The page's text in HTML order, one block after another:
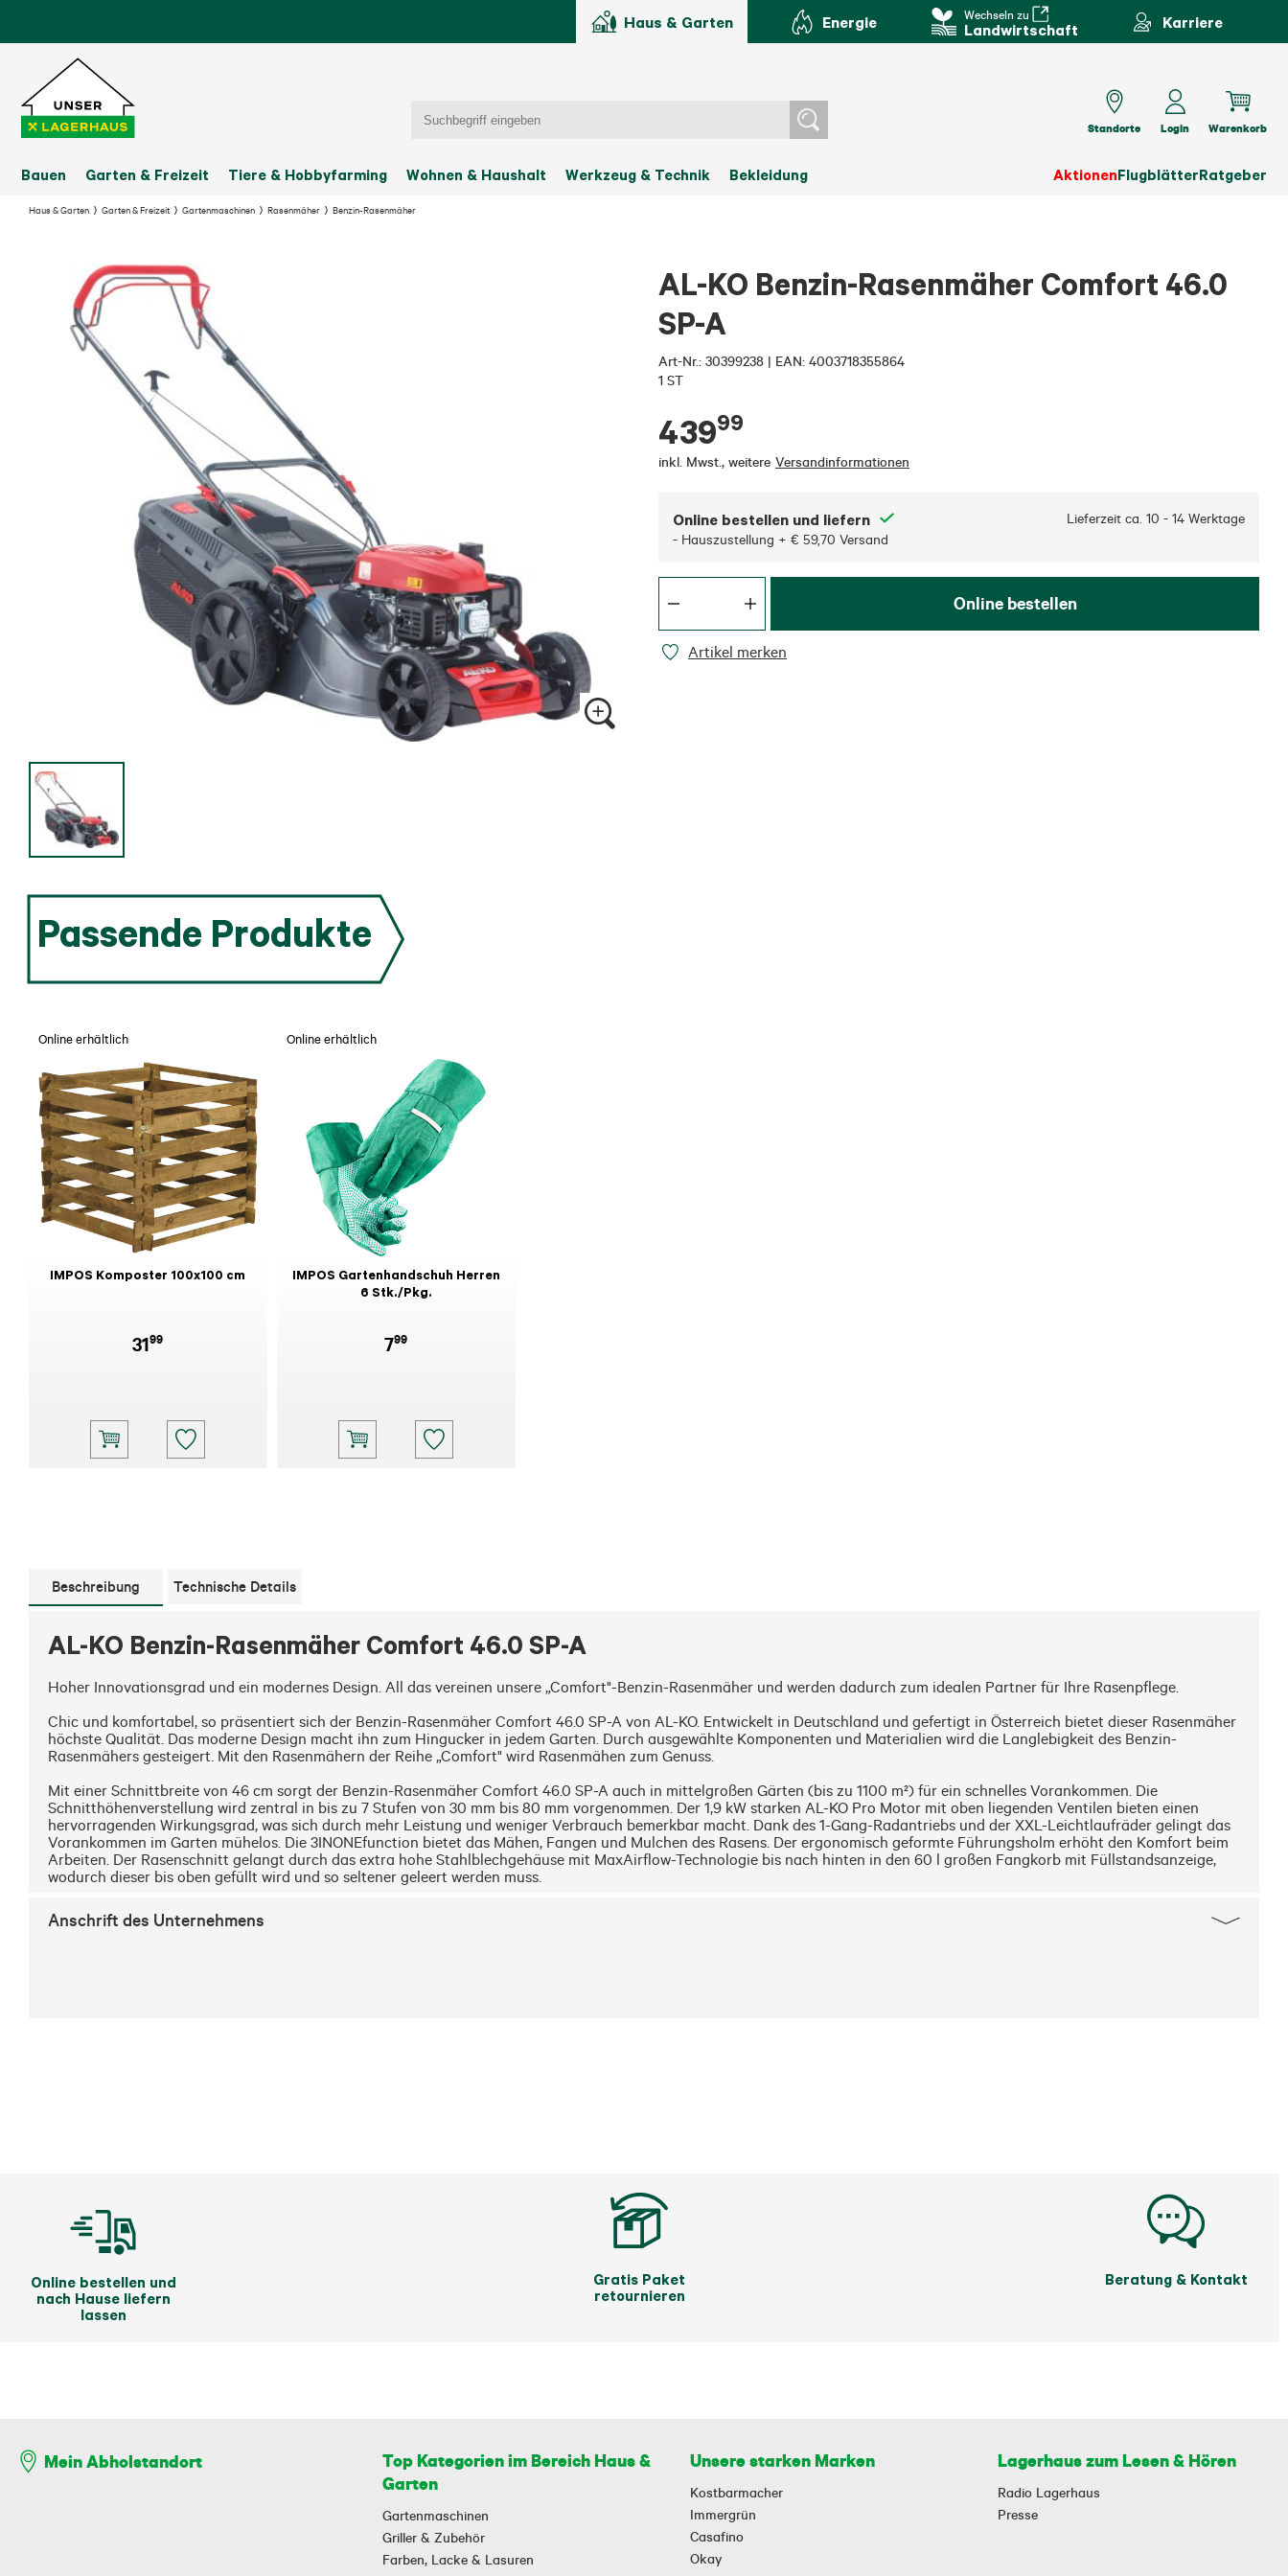
Haus & Garten Energie Wechseln zu
Landwirtschaft Karriere
Bauen Garten & Freizeit Tiere & Hobbyfarming Wohnen & Haushalt Werkzeug & Technik Bekleidung AktionenFlugblätterRatgeber
Standorte Login Warenkorb
Haus & Garten Garten & Freizeit Gartenmaschinen Rasenmäher Benzin-Rasenmäher
AL-KO Benzin-Rasenmäher Comfort 46.0
SP-A
Art-Nr.: 30399238 | EAN: 4003718355864
1 ST
43999
inkl. Mwst., weitere Versandinformationen
Online bestellen und liefern Lieferzeit ca. 10 - 14 Werktage
- Hauszustellung + € 59,70 Versand
Online bestellen
Artikel merken
Passende Produkte
Online erhältlich
IMPOS Komposter 100x100 cm
3199
Online erhältlich
IMPOS Gartenhandschuh Herren
6 Stk./Pkg.
799
Beschreibung Technische Details
AL-KO Benzin-Rasenmäher Comfort 46.0 SP-A
Hoher Innovationsgrad und ein modernes Design. All das vereinen unsere „Comfort"-Benzin-Rasenmäher und werden dadurch zum idealen Partner für Ihre Rasenpflege.
Chic und komfortabel, so präsentiert sich der Benzin-Rasenmäher Comfort 46.0 SP-A von AL-KO. Entwickelt in Deutschland und gefertigt in Österreich bietet dieser Rasenmäher
höchste Qualität. Das moderne Design macht ihn zum Hingucker in jedem Garten. Durch ausgewählte Komponenten und Materialien wird die Langlebigkeit des Benzin-
Rasenmähers gesteigert. Mit den Rasenmähern der Reihe „Comfort" wird Rasenmähen zum Genuss.
Mit einer Schnittbreite von 46 cm sorgt der Benzin-Rasenmäher Comfort 46.0 SP-A auch in mittelgroßen Gärten (bis zu 1100 m²) für ein schnelles Vorankommen. Die
Schnitthöhenverstellung wird zentral in bis zu 7 Stufen von 30 mm bis 80 mm vorgenommen. Der 1,9 kW starken AL-KO Pro Motor mit oben liegenden Ventilen bieten einen
hervorragenden Wirkungsgrad, was sich durch mehr Leistung und weniger Verbrauch bemerkbar macht. Dank des 1-Gang-Radantriebs und der XXL-Leichtlaufräder gelingt das
Vorankommen im Garten mühelos. Die 3INONEfunction bietet das Mähen, Fangen und Mulchen des Rasens. Der ergonomisch geformte Führungsholm erhöht den Komfort beim
Arbeiten. Der Rasenschnitt gelangt durch das extra hohe Stahlblechgehäuse mit MaxAirflow-Technologie bis nach hinten in den 60 l großen Fangkorb mit Füllstandsanzeige,
wodurch dieser bis oben gefüllt wird und so seltener geleert werden muss.
Anschrift des Unternehmens
Online bestellen und
nach Hause liefern
lassen
Gratis Paket
retournieren
Beratung & Kontakt
Mein Abholstandort
Top Kategorien im Bereich Haus &
Garten
Gartenmaschinen
Griller & Zubehör
Farben, Lacke & Lasuren
Unsere starken Marken
Kostbarmacher
Immergrün
Casafino
Okay
Lagerhaus zum Lesen & Hören
Radio Lagerhaus
Presse